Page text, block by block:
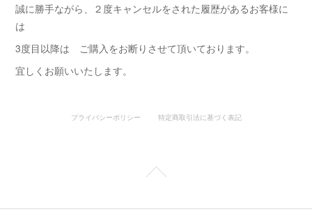
誠に勝手ながら、２度キャンセルをされた履歴があるお客様に
は
3度目以降は ご購入をお断りさせて頂いております。
宜しくお願いいたします。
プライバシーポリシー 特定商取引法に基づく表記